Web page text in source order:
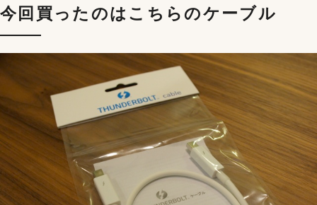
今回買ったのはこちらのケーブル